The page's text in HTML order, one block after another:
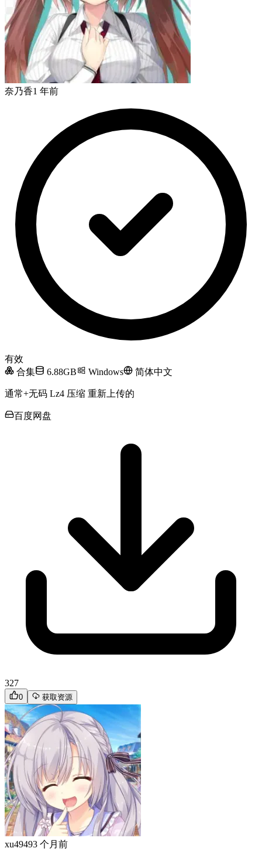
奈乃香1 年前
有效
合集
6.88GB Windows 简体中文
通常+无码 Lz4 压缩 重新上传的
百度网盘
327
0 获取资源
xu49493 个月前